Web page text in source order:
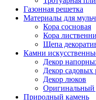
Газонная решетка
Материалы для
Кора сосновая
Кора
Щепа
Камни
Декор
Декор садовых
Декор люков
Оригинальный
Природный камень